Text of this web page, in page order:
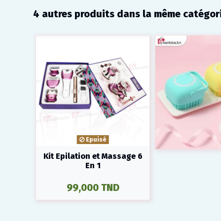
4 autres produits dans la même
Epuisé
Kit Epilation et Massage 6
En 1
99,000 TND